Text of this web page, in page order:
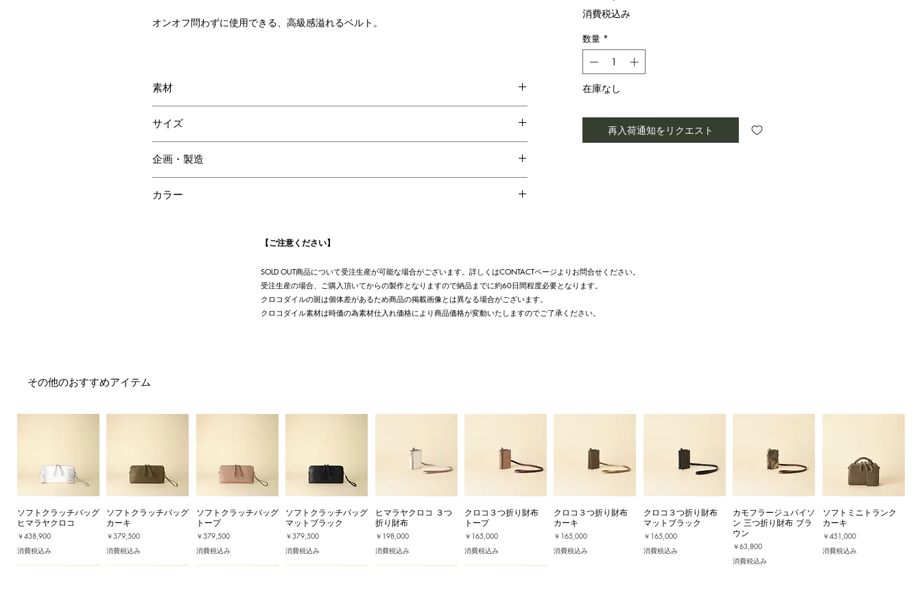
オンオフ問わずに使用できる、高級感溢れるベルト。
素材
牛革
サイズ
幅30mm
企画・製造
カラー
消費税込み
数量 *
在庫なし
再入荷通知をリクエスト
【ご注意ください】
SOLD OUT商品について受注生産が可能な場合がございます。詳しくはCONTACTページよりお問合せください。
受注生産の場合、ご購入頂いてからの製作となりますので納品までに約60日間程度必要となります。
クロコダイルの斑は個体差があるため商品の掲載画像とは異なる場合がございます。
クロコダイル素材は時価の為素材仕入れ価格により商品価格が変動いたしますのでご了承ください。
その他のおすすめアイテム
ソフトクラッチバッグ
ヒマラヤクロコ
価格
￥438,900
消費税込み
ソフトクラッチバッグ
カーキ
価格
￥379,500
消費税込み
ソフトクラッチバッグ
トープ
価格
￥379,500
消費税込み
ソフトクラッチバッグ
マットブラック
価格
￥379,500
消費税込み
ヒマラヤクロコ ３つ
折り財布
価格
￥198,000
消費税込み
クロコ３つ折り財布
トープ
価格
￥165,000
消費税込み
クロコ３つ折り財布
カーキ
価格
￥165,000
消費税込み
クロコ３つ折り財布
マットブラック
価格
￥165,000
消費税込み
カモフラージュパイソ
ン 三つ折り財布 ブラ
ウン
価格
￥63,800
消費税込み
ソフトミニトランク
カーキ
価格
￥451,000
消費税込み